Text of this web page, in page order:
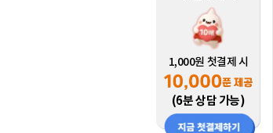
1,000원 첫결제 시
(6분 상담 가능)